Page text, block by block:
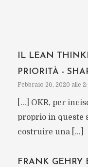
IL LEAN
PRIORITÀ -
Febbraio 26, 2020 alle
[…] OKR, per
proprio in queste
costruire una […]
FRANK